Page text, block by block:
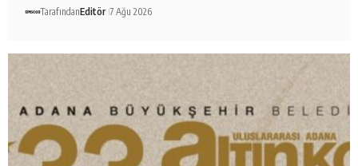
TarafındanEditör 7 Ağu 2026